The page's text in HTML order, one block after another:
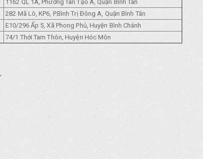
1162 QL 1A, Phường Tân Tạo A, Quận Bình Tân
282 Mã Lò, KP6, P.Bình Trị Đông A, Quận Bình Tân
E10/296 Ẩp 5, Xã Phong Phủ, Huyện Bình Chánh
74/1 Thới Tam Thôn, Huyện Hóc Môn